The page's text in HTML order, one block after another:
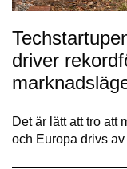
driver
Det är lätt att tro att
och Europa drivs